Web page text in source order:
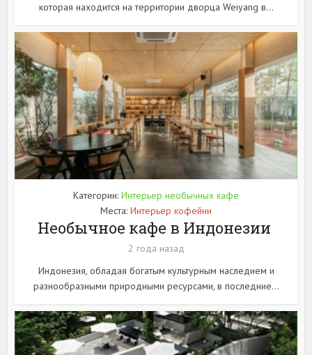
которая находится на территории дворца Weiyang в...
Категории: Интерьер необычных кафе
Места: Интерьер кофейни
Необычное кафе в Индонезии
2 года назад
Индонезия, обладая богатым культурным наследием и
разнообразными природными ресурсами, в последние...